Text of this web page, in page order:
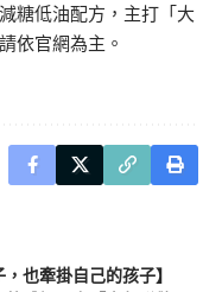
糖低油配方，主打「大
依官網為主。
，也牽掛自己的孩子】